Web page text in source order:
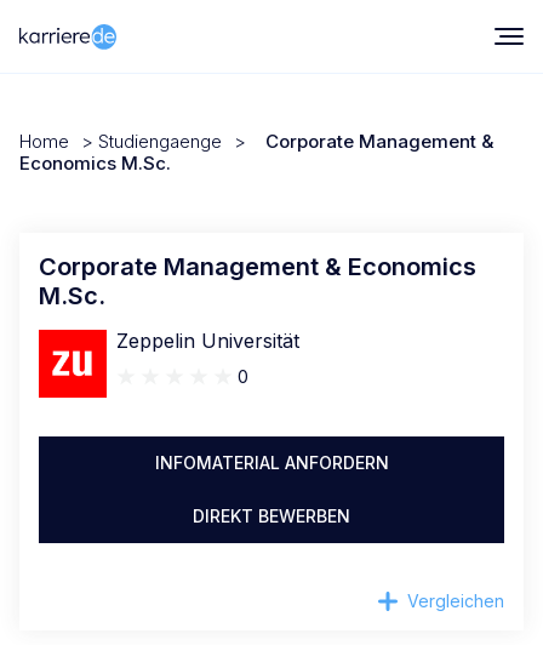
Home > Studiengaenge >
Corporate Management &
Economics M.Sc.
Corporate Management & Economics
M.Sc.
Zeppelin Universität
0
INFOMATERIAL ANFORDERN
DIREKT BEWERBEN
Vergleichen